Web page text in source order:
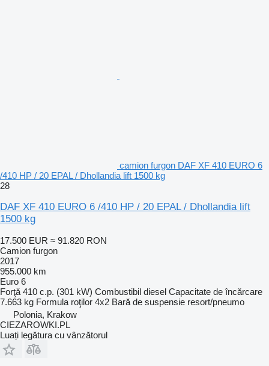
camion furgon DAF XF 410 EURO 6
/410 HP / 20 EPAL / Dhollandia lift 1500 kg
28
DAF XF 410 EURO 6 /410 HP / 20 EPAL / Dhollandia lift
1500 kg
17.500 EUR ≈ 91.820 RON
Camion furgon
2017
955.000 km
Euro 6
Forţă 410 c.p. (301 kW) Combustibil diesel Capacitate de încărcare
7.663 kg Formula roţilor 4x2 Bară de suspensie resort/pneumo
Polonia, Krakow
CIEZAROWKI.PL
Luați legătura cu vânzătorul